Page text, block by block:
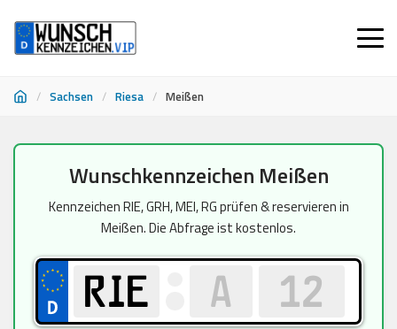
/ Sachsen / Riesa / Meißen
springen
Wunschkennzeichen Meißen
Kennzeichen RIE, GRH, MEI, RG prüfen & reservieren in
Meißen. Die Abfrage ist kostenlos.